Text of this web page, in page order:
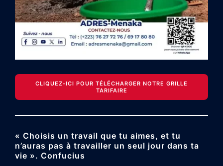
CLIQUEZ-ICI POUR TÉLÉCHARGER NOTRE GRILLE
TARIFAIRE
« Choisis un travail que tu aimes, et tu
n’auras pas à travailler un seul jour dans ta
vie ». Confucius